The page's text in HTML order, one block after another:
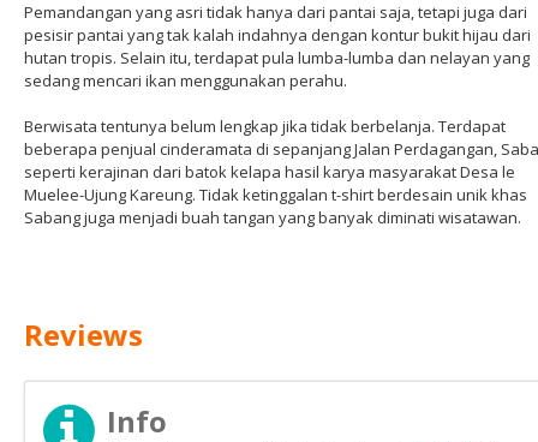
Pemandangan yang asri tidak hanya dari pantai saja, tetapi juga dari
pesisir pantai yang tak kalah indahnya dengan kontur bukit hijau dari
hutan tropis. Selain itu, terdapat pula lumba-lumba dan nelayan yang
sedang mencari ikan menggunakan perahu.
Berwisata tentunya belum lengkap jika tidak berbelanja. Terdapat
beberapa penjual cinderamata di sepanjang Jalan Perdagangan,
seperti kerajinan dari batok kelapa hasil karya masyarakat Desa le
Muelee-Ujung Kareung. Tidak ketinggalan t-shirt berdesain unik khas
Sabang juga menjadi buah tangan yang banyak diminati wisatawan.
Reviews
Info